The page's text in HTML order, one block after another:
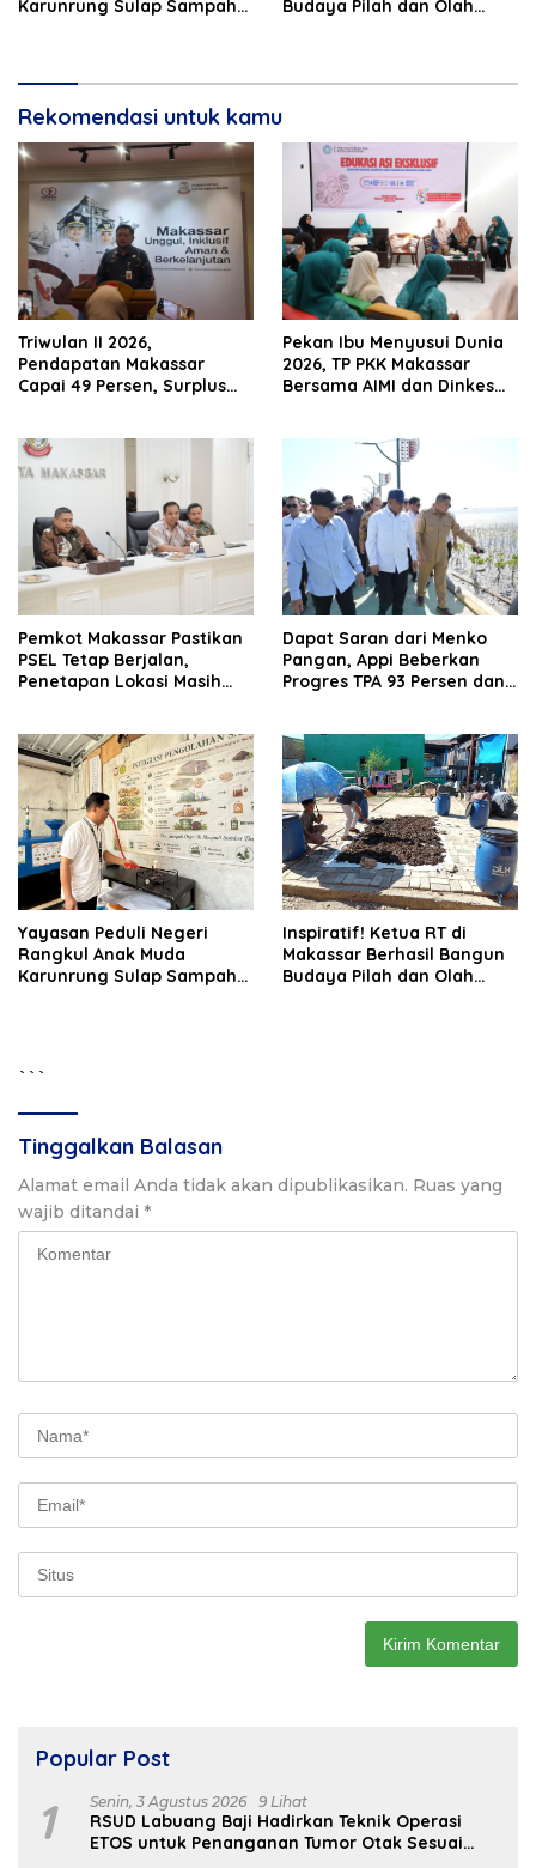
Karunrung Sulap Sampah
Budaya Pilah dan Olah
Rekomendasi untuk kamu
Triwulan II 2026,
Pendapatan Makassar
Capai 49 Persen, Surplus
Pekan Ibu Menyusui Dunia
2026, TP PKK Makassar
Bersama AIMI dan Dinkes
Pemkot Makassar Pastikan
PSEL Tetap Berjalan,
Penetapan Lokasi Masih
Dapat Saran dari Menko
Pangan, Appi Beberkan
Progres TPA 93 Persen dan
Yayasan Peduli Negeri
Rangkul Anak Muda
Karunrung Sulap Sampah
Inspiratif! Ketua RT di
Makassar Berhasil Bangun
Budaya Pilah dan Olah
```
Tinggalkan Balasan
Alamat email Anda tidak akan dipublikasikan. Ruas yang
wajib ditandai *
Popular Post
1 Senin, 3 Agustus 2026 9 Lihat
RSUD Labuang Baji Hadirkan Teknik Operasi
ETOS untuk Penanganan Tumor Otak Sesuai